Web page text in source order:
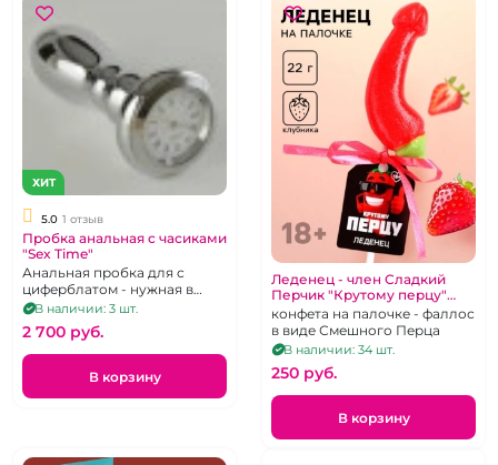
ХИТ
5.0 1 отзыв
Пробка анальная c часиками
"Sex Time"
Анальная пробка для с
циферблатом - нужная в
сексе и прикольная для
подарка секс-игрушка
В наличии: 3 шт.
2 700 pуб.
В корзину
Леденец - член Сладкий
Перчик "Крутому перцу"
Клубничный
конфета на палочке - фаллос
в виде Смешного Перца
В наличии: 34 шт.
250 pуб.
В корзину